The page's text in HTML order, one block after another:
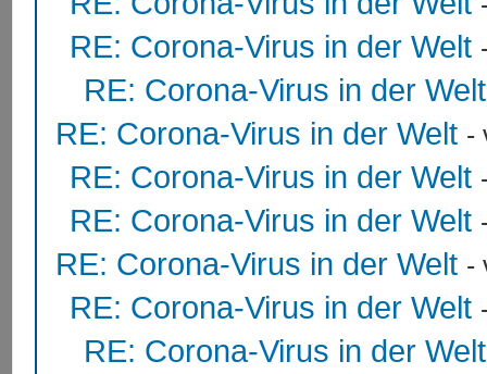
RE: Corona-Virus in der Welt
RE: Corona-Virus in der Welt
RE: Corona-Virus in der Welt -
RE: Corona-Virus in der Welt
RE: Corona-Virus in der Welt
RE: Corona-Virus in der Welt -
RE: Corona-Virus in der Welt
RE: Corona-Virus in der Welt